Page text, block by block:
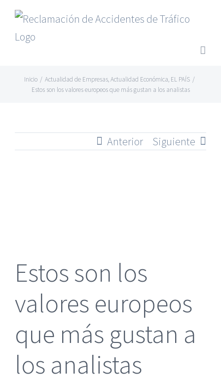
Saltar
contenido
Inicio / Actualidad de Empresas,Actualidad Económica, EL PAÍS /
Estos son los valores europeos que más gustan a los analistas
Anterior Siguiente
Estos son los
valores europeos
que más gustan a
los analistas